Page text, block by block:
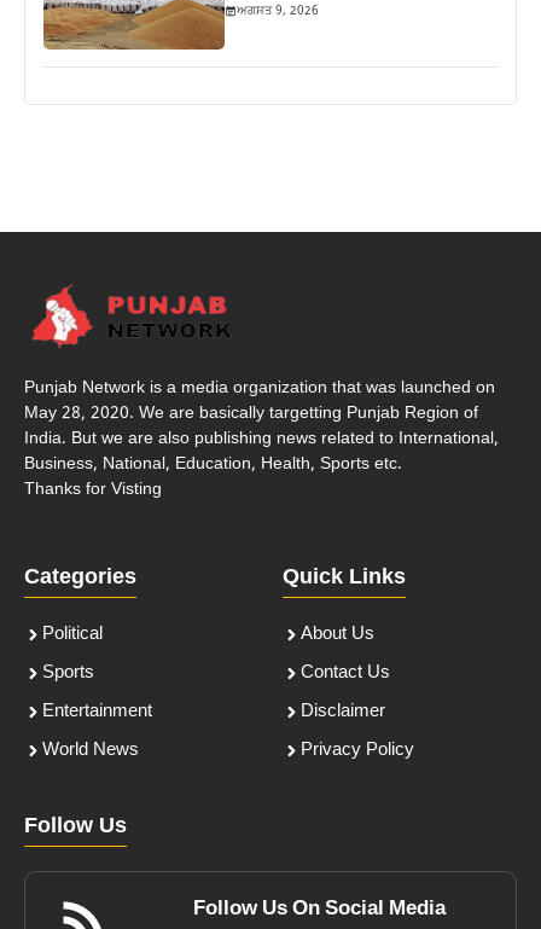
ਅਗਸਤ 9, 2026
Punjab Network is a media organization that was launched on
May 28, 2020. We are basically targetting Punjab Region of
India. But we are also publishing news related to International,
Business, National, Education, Health, Sports etc.
Thanks for Visting
Categories
Political
Sports
Entertainment
World News
Quick Links
About Us
Contact Us
Disclaimer
Privacy Policy
Follow Us
Follow Us On Social Media